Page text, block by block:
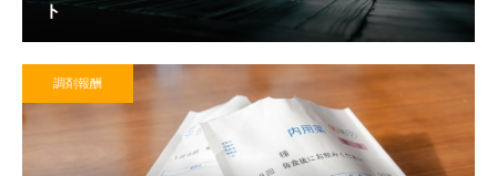
ト
調剤報酬